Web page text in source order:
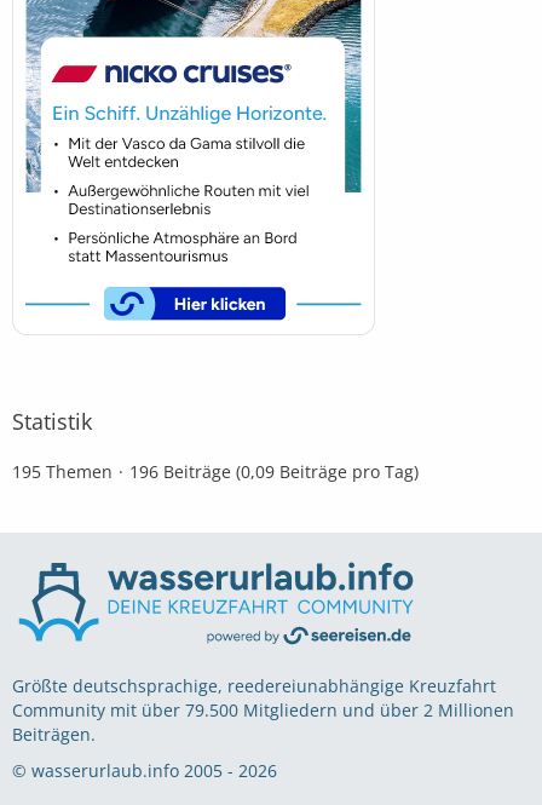
Statistik
195 Themen 196 Beiträge (0,09 Beiträge pro Tag)
Größte deutschsprachige, reedereiunabhängige Kreuzfahrt
Community mit über 79.500 Mitgliedern und über 2 Millionen
Beiträgen.
© wasserurlaub.info 2005 - 2026